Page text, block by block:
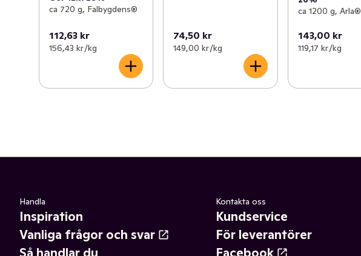
ca 720 g, Falbygdens®
112,63 kr
156,43 kr /kg
74,50 kr
149,00 kr /kg
ca 1200 g, Arla®
143,00 kr
119,17 kr /kg
Handla
Inspiration
Vanliga frågor och svar
Kontakta oss
Kundservice
För leverantörer